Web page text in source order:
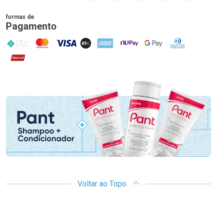
formas de
Pagamento
PIX MasterCard
VISA ELO AMEX NuPay Google PayDiners Club
Hipercard
Voltar ao Topo